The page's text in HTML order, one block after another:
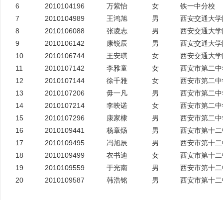
6
2010104196 万紫怡 女
铁一中分校
7
2010104989 王鸿旭 男
西安交通大
8
2010106088 张凌志 男
西安交通大
9
2010106142 康锐辰 男
西安交通大
10
2010106744 王安琪 女
西安交通大
11
2010107142 李雅童 女
西安市第二
12
2010107144 徐千雅 女
西安市第二
13
2010107206 毋一凡 男
西安市第二
14
2010107214 李映诺 女
西安市第二
15
2010107296 康家棣 男
西安市第二
16
2010109441 杨章炀 男
西安市第十
17
2010109495 冯旭辰 男
西安市第十
18
2010109499 衣书迪 女
西安市第十
19
2010109559 于光南 男
西安市第十
20
2010109587 韩浩铭 男 西安市第十